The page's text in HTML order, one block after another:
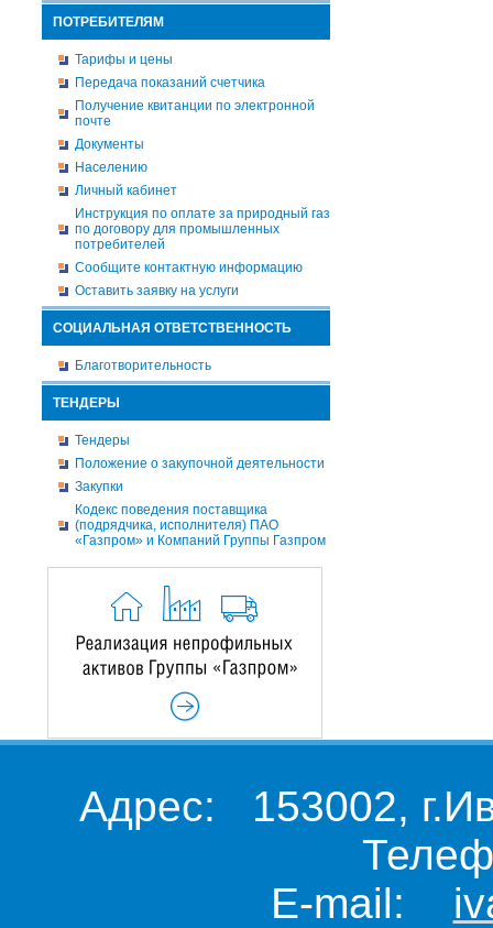
ПОТРЕБИТЕЛЯМ
Тарифы и цены
Передача показаний счетчика
Получение квитанции по электронной
почте
Документы
Населению
Личный кабинет
Инструкция по оплате за природный газ
по договору для промышленных
потребителей
Сообщите контактную информацию
Оставить заявку на услуги
СОЦИАЛЬНАЯ ОТВЕТСТВЕННОСТЬ
Благотворительность
ТЕНДЕРЫ
Тендеры
Положение о закупочной деятельности
Закупки
Кодекс поведения поставщика
(подрядчика, исполнителя) ПАО
«Газпром» и Компаний Группы Газпром
Адрес: 153002,
E-mail: